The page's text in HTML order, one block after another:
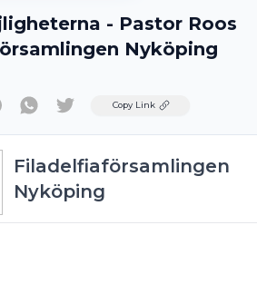
- Pastor Roos
Nyköping
TwitterCopy Link
Filadelfiaförsamlingen
Nyköping